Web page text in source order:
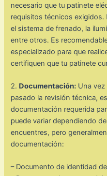
necesario que tu patinete
requisitos técnicos
el sistema de frenado, la
entre otros. Es
especializado para que
certifiquen que tu patinete
2. Documentación: Una
pasado la revisión técnica,
documentación requerida
puede variar dependiendo
encuentres, pero
documentación:
– Documento de identidad